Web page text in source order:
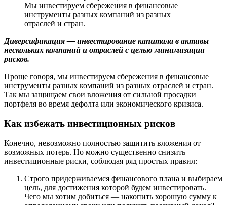
Мы инвестируем сбережения в финансовые
инструменты разных компаний из разных
отраслей и стран.
Диверсификация — инвестирование капитала в активы
нескольких компаний и отраслей с целью минимизации
рисков.
Проще говоря, мы инвестируем сбережения в финансовые
инструменты разных компаний из разных отраслей и стран.
Так мы защищаем свои вложения от сильной просадки
портфеля во время дефолта или экономического кризиса.
Как избежать инвестиционных рисков
Конечно, невозможно полностью защитить вложения от
возможных потерь. Но можно существенно снизить
инвестиционные риски, соблюдая ряд простых правил:
Строго придерживаемся финансового плана и выбираем
цель, для достижения которой будем инвестировать.
Чего мы хотим добиться — накопить хорошую сумму к